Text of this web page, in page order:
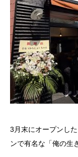
3月末にオープンし
ンで有名な「俺の生